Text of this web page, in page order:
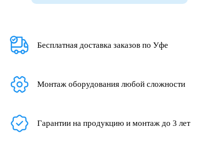
Бесплатная доставка заказов по Уфе
Монтаж оборудования любой сложности
Гарантии на продукцию и монтаж до 3 лет